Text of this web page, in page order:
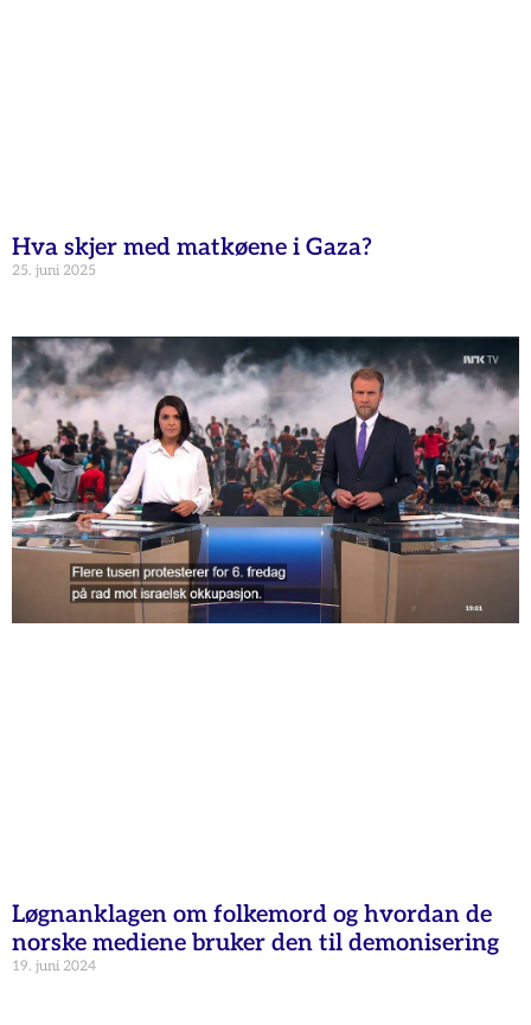
Hva skjer med matkøene i Gaza?
25. juni 2025
Løgnanklagen om folkemord og hvordan de
norske mediene bruker den til demonisering
19. juni 2024